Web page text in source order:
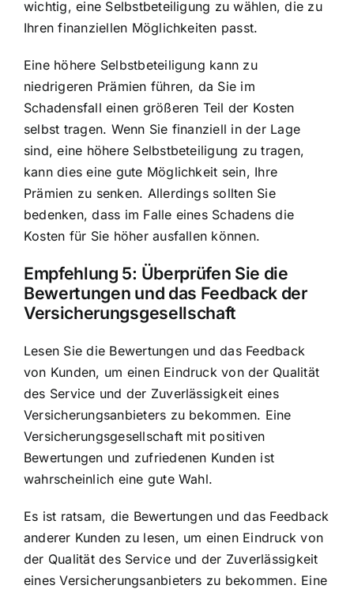
wichtig, eine Selbstbeteiligung zu wählen, die zu
Ihren finanziellen Möglichkeiten passt.
Eine höhere Selbstbeteiligung kann zu
niedrigeren Prämien führen, da Sie im
Schadensfall einen größeren Teil der Kosten
selbst tragen. Wenn Sie finanziell in der Lage
sind, eine höhere Selbstbeteiligung zu tragen,
kann dies eine gute Möglichkeit sein, Ihre
Prämien zu senken. Allerdings sollten Sie
bedenken, dass im Falle eines Schadens die
Kosten für Sie höher ausfallen können.
Empfehlung 5: Überprüfen Sie die
Bewertungen und das Feedback der
Versicherungsgesellschaft
Lesen Sie die Bewertungen und das Feedback
von Kunden, um einen Eindruck von der Qualität
des Service und der Zuverlässigkeit eines
Versicherungsanbieters zu bekommen. Eine
Versicherungsgesellschaft mit positiven
Bewertungen und zufriedenen Kunden ist
wahrscheinlich eine gute Wahl.
Es ist ratsam, die Bewertungen und das Feedback
anderer Kunden zu lesen, um einen Eindruck von
der Qualität des Service und der Zuverlässigkeit
eines Versicherungsanbieters zu bekommen. Eine